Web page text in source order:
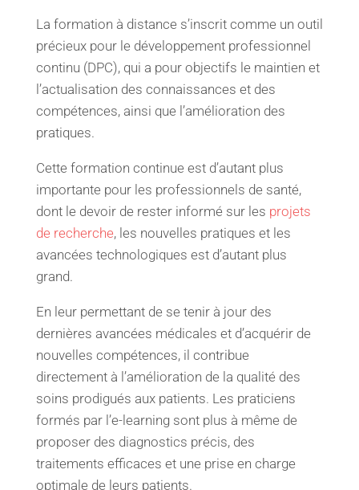
La formation à distance s’inscrit comme un outil
précieux pour le développement professionnel
continu (DPC), qui a pour objectifs le maintien et
l’actualisation des connaissances et des
compétences, ainsi que l’amélioration des
pratiques.
Cette formation continue est d’autant plus
importante pour les professionnels de santé,
dont le devoir de rester informé sur les projets
de recherche, les nouvelles pratiques et les
avancées technologiques est d’autant plus
grand.
En leur permettant de se tenir à jour des
dernières avancées médicales et d’acquérir de
nouvelles compétences, il contribue
directement à l’amélioration de la qualité des
soins prodigués aux patients. Les praticiens
formés par l’e-learning sont plus à même de
proposer des diagnostics précis, des
traitements efficaces et une prise en charge
optimale de leurs patients.